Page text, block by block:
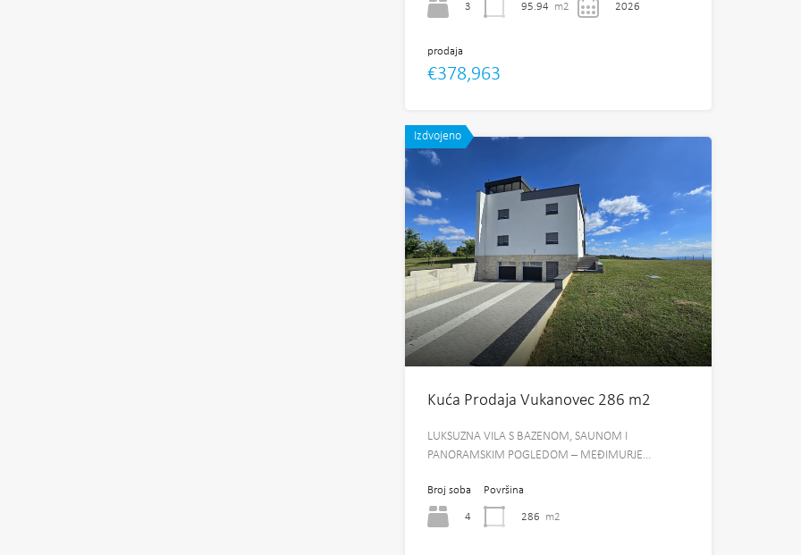
3 95.94 m2 2026
prodaja
€378,963
Izdvojeno
Kuća Prodaja Vukanovec 286 m2
LUKSUZNA VILA S BAZENOM, SAUNOM I
PANORAMSKIM POGLEDOM – MEĐIMURJE…
Broj soba
4
Površina
286 m2